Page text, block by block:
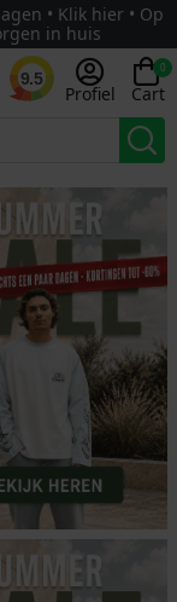
• Klik hier • Op
in huis
9.5
Profiel
0
Cart